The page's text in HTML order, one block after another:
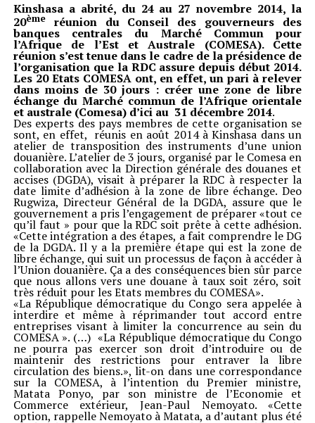
Kinshasa a abrité, du 24 au 27 novembre 2014, la
20èmeréunion du Conseil des gouverneurs des
banques centrales du Marché Commun pour
l’Afrique de l’Est et Australe (COMESA). Cette
réunion s’est tenue dans le cadre de la présidence de
l’organisation que la RDC assure depuis début 2014.
Les 20 Etats COMESA ont, en effet, un pari à relever
dans moins de 30 jours : créer une zone de libre
échange du Marché commun de l’Afrique orientale
et australe (Comesa) d’ici au 31 décembre 2014.
Des experts des pays membres de cette organisation se
sont, en effet, réunis en août 2014 à Kinshasa dans un
atelier de transposition des instruments d’une union
douanière. L’atelier de 3 jours, organisé par le Comesa en
collaboration avec la Direction générale des douanes et
accises (DGDA), visait à préparer la RDC à respecter la
date limite d’adhésion à la zone de libre échange. Deo
Rugwiza, Directeur Général de la DGDA, assure que le
gouvernement a pris l’engagement de préparer «tout ce
qu’il faut » pour que la RDC soit prête à cette adhésion.
«Cette intégration a des étapes, a fait comprendre le DG
de la DGDA. Il y a la première étape qui est la zone de
libre échange, qui suit un processus de façon à accéder à
l’Union douanière. Ça a des conséquences bien sûr parce
que nous allons vers une douane à taux soit zéro, soit
très réduit pour les Etats membres du COMESA».
«La République démocratique du Congo sera appelée à
interdire et même à réprimander tout accord entre
entreprises visant à limiter la concurrence au sein du
COMESA ». (…) «La République démocratique du Congo
ne pourra pas exercer son droit d’introduire ou de
maintenir des restrictions pour entraver la libre
circulation des biens.», lit-on dans une correspondance
sur la COMESA, à l’intention du Premier ministre,
Matata Ponyo, par son ministre de l’Economie et
Commerce extérieur, Jean-Paul Nemoyato. «Cette
option, rappelle Nemoyato à Matata, a d’autant plus été